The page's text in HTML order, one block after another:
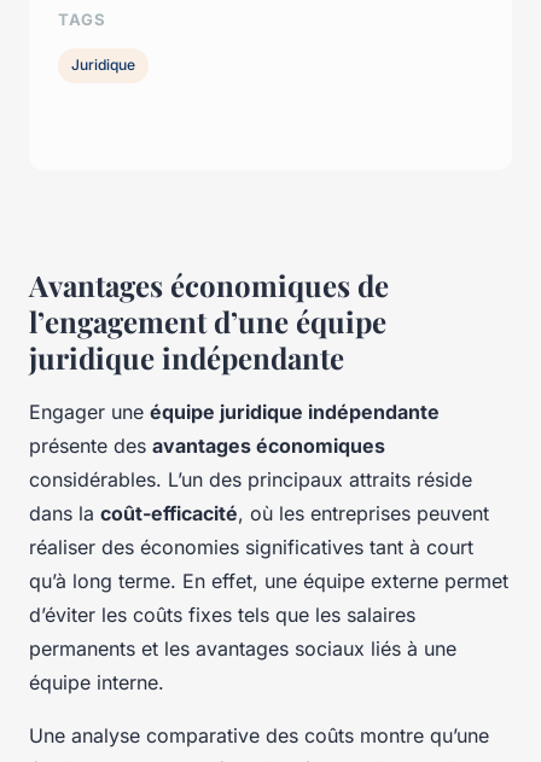
Avantages économiques de
l’engagement d’une équipe
juridique indépendante
Engager une équipe juridique indépendante
présente des avantages économiques
considérables. L’un des principaux attraits réside
dans la coût-efficacité, où les entreprises peuvent
réaliser des économies significatives tant à court
qu’à long terme. En effet, une équipe externe permet
d’éviter les coûts fixes tels que les salaires
permanents et les avantages sociaux liés à une
équipe interne.
Une analyse comparative des coûts montre qu’une
TAGS
Juridique